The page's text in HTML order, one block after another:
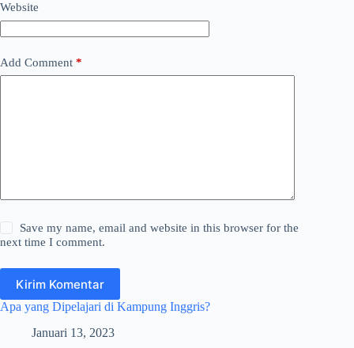
Website
Add Comment *
Save my name, email and website in this browser for the
next time I comment.
Kirim Komentar
Apa yang Dipelajari di Kampung Inggris?
Januari 13, 2023